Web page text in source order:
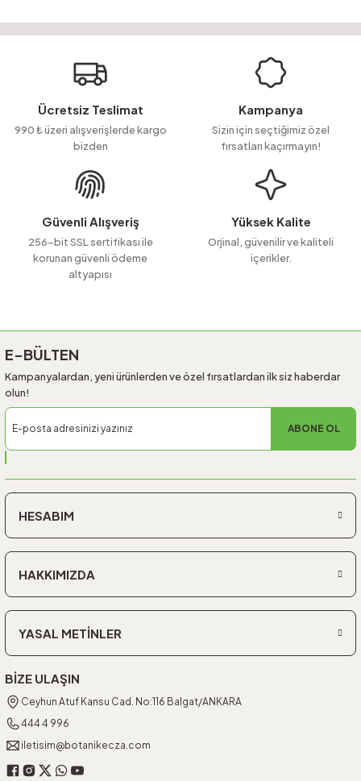
Soru Sor
Görüş ve önerileriniz için teşekkür ederiz.
Ürün resmi kalitesiz, bozuk veya görüntülenemiyor.
Ürün açıklamasında eksik bilgiler bulunuyor.
Ürün bilgilerinde hatalar bulunuyor.
Ürün fiyatı diğer sitelerden daha pahalı.
Bu ürüne benzer farklı alternatifler olmalı.
Ücretsiz Teslimat
990 ₺ üzeri alışverişlerde kargo
bizden
Kampanya
Sizin için seçtiğimiz özel
fırsatları kaçırmayın!
Güvenli Alışveriş
256-bit SSL sertifikası ile
korunan güvenli ödeme
altyapısı
Yüksek Kalite
Orjinal, güvenilir ve kaliteli
içerikler.
E-BÜLTEN
Kampanyalardan, yeni ürünlerden ve özel fırsatlardan ilk siz haberdar
olun!
ABONE OL
HESABIM
HAKKIMIZDA
YASAL METİNLER
BİZE ULAŞIN
Ceyhun Atuf Kansu Cad. No:116 Balgat/ANKARA
444 4 996
iletisim@botanikecza.com